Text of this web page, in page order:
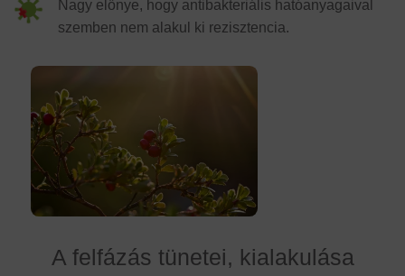
Nagy előnye, hogy antibakteriális hatóanyagaival
szemben nem alakul ki rezisztencia.
A felfázás tünetei, kialakulása